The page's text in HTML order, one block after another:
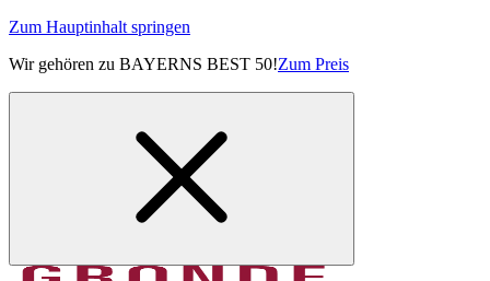
Zum Hauptinhalt springen
Wir gehören zu BAYERNS BEST 50!Zum Preis